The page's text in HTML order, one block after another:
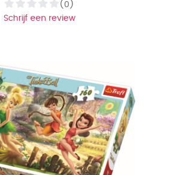
(0)
Schrijf een review